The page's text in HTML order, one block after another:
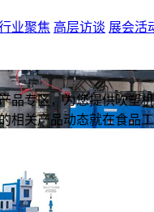
业聚焦 高层访谈 展会活
品专区，为您提供吹塑
相关产品动态就在食品